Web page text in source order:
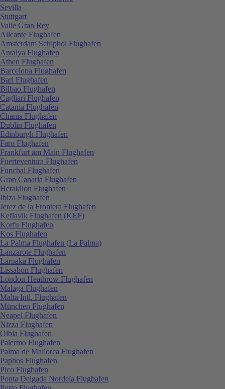
Sevilla
Stuttgart
Valle Gran Rey
Alicante Flughafen
Amsterdam Schiphol Flughafen
Antalya Flughafen
Athen Flughafen
Barcelona Flughafen
Bari Flughafen
Bilbao Flughafen
Cagliari Flughafen
Catania Flughafen
Chania Flughafen
Dublin Flughafen
Edinburgh Flughafen
Faro Flughafen
Frankfurt am Main Flughafen
Fuerteventura Flughafen
Funchal Flughafen
Gran Canaria Flughafen
Heraklion Flughafen
Ibiza Flughafen
Jerez de la Frontera Flughafen
Keflavik Flughafen (KEF)
Korfu Flughafen
Kos Flughafen
La Palma Flughafen (La Palma)
Lanzarote Flughafen
Larnaka Flughafen
Lissabon Flughafen
London Heathrow Flughafen
Malaga Flughafen
Malta Intl. Flughafen
München Flughafen
Neapel Flughafen
Nizza Flughafen
Olbia Flughafen
Palermo Flughafen
Palma de Mallorca Flughafen
Paphos Flughafen
Pico Flughafen
Ponta Delgada Nordela Flughafen